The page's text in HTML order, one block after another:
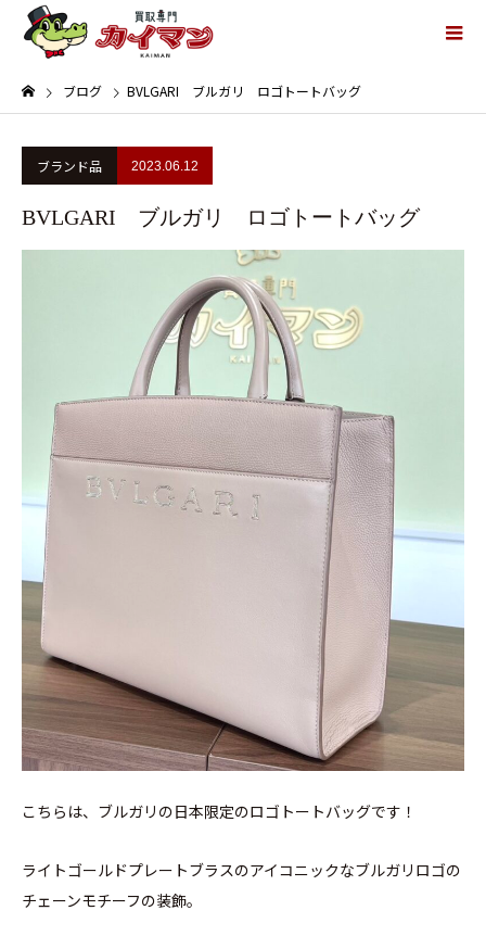
ブログ BVLGARI ブルガリ ロゴトートバッグ
ブランド品 2023.06.12
BVLGARI ブルガリ ロゴトートバッグ
こちらは、ブルガリの日本限定のロゴトートバッグです！
ライトゴールドプレートブラスのアイコニックなブルガリロゴの
チェーンモチーフの装飾。